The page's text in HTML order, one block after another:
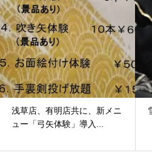
共に、新メニ
」導入...
雪の日も、修行